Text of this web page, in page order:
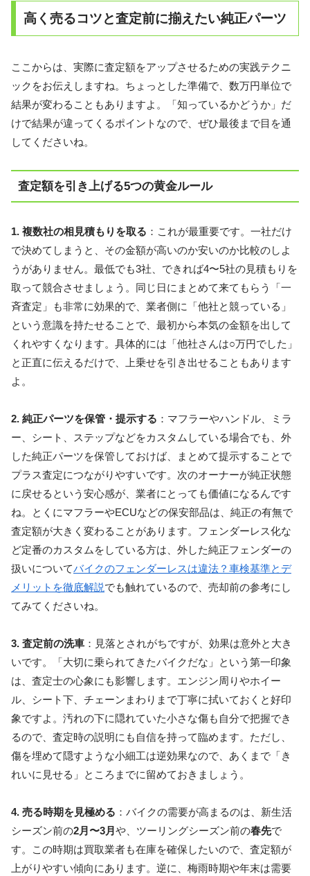
高く売るコツと査定前に揃えたい純正パーツ
ここからは、実際に査定額をアップさせるための実践テクニ
ックをお伝えしますね。ちょっとした準備で、数万円単位で
結果が変わることもありますよ。「知っているかどうか」だ
けで結果が違ってくるポイントなので、ぜひ最後まで目を通
してくださいね。
査定額を引き上げる5つの黄金ルール
1. 複数社の相見積もりを取る ：これが最重要です。一社だけ
で決めてしまうと、その金額が高いのか安いのか比較のしよ
うがありません。最低でも3社、できれば4〜5社の見積もりを
取って競合させましょう。同じ日にまとめて来てもらう「一
斉査定」も非常に効果的で、業者側に「他社と競っている」
という意識を持たせることで、最初から本気の金額を出して
くれやすくなります。具体的には「他社さんは○万円でした」
と正直に伝えるだけで、上乗せを引き出せることもあります
よ。
2. 純正パーツを保管・提示する ：マフラーやハンドル、ミラ
ー、シート、ステップなどをカスタムしている場合でも、外
した純正パーツを保管しておけば、まとめて提示することで
プラス査定につながりやすいです。次のオーナーが純正状態
に戻せるという安心感が、業者にとっても価値になるんです
ね。とくにマフラーやECUなどの保安部品は、純正の有無で
査定額が大きく変わることがあります。フェンダーレス化な
ど定番のカスタムをしている方は、外した純正フェンダーの
扱いについてバイクのフェンダーレスは違法？車検基準とデ
メリットを徹底解説でも触れているので、売却前の参考にし
てみてくださいね。
3. 査定前の洗車 ：見落とされがちですが、効果は意外と大き
いです。「大切に乗られてきたバイクだな」という第一印象
は、査定士の心象にも影響します。エンジン周りやホイー
ル、シート下、チェーンまわりまで丁寧に拭いておくと好印
象ですよ。汚れの下に隠れていた小さな傷も自分で把握でき
るので、査定時の説明にも自信を持って臨めます。ただし、
傷を埋めて隠すような小細工は逆効果なので、あくまで「き
れいに見せる」ところまでに留めておきましょう。
4. 売る時期を見極める ：バイクの需要が高まるのは、新生活
シーズン前の2月〜3月 や、ツーリングシーズン前の春先で
す。この時期は買取業者も在庫を確保したいので、査定額が
上がりやすい傾向にあります。逆に、梅雨時期や年末は需要